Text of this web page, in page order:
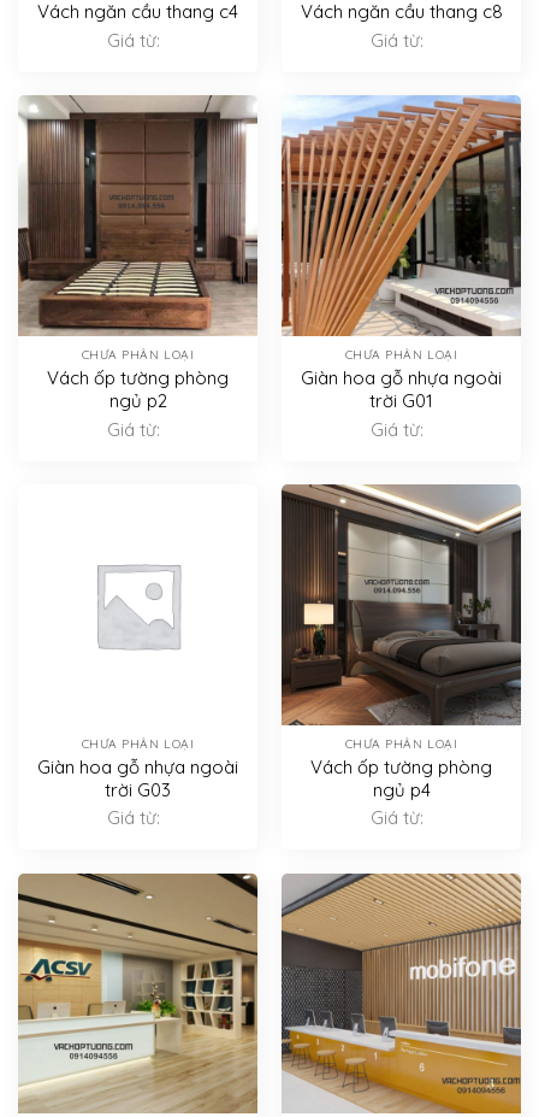
Vách ngăn cầu thang c4
Giá từ:
Vách ngăn cầu thang c8
Giá từ:
CHƯA PHÂN LOẠI
Vách ốp tường phòng
ngủ p2
Giá từ:
CHƯA PHÂN LOẠI
Giàn hoa gỗ nhựa ngoài
trời G01
Giá từ:
CHƯA PHÂN LOẠI
Giàn hoa gỗ nhựa ngoài
trời G03
Giá từ:
CHƯA PHÂN LOẠI
Vách ốp tường phòng
ngủ p4
Giá từ: